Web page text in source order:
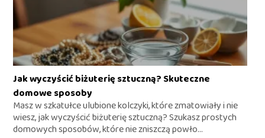
Jak wyczyścić biżuterię sztuczną? Skuteczne
domowe sposoby
Masz w szkatułce ulubione kolczyki, które zmatowiały i nie
wiesz, jak wyczyścić biżuterię sztuczną? Szukasz prostych
domowych sposobów, które nie zniszczą powło...